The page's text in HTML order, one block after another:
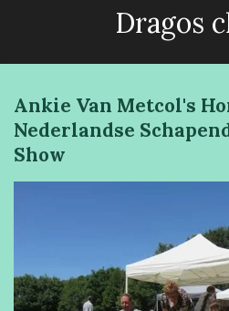
hoofdinhoud
Dragos
Ankie Van
Nederlandse
Show